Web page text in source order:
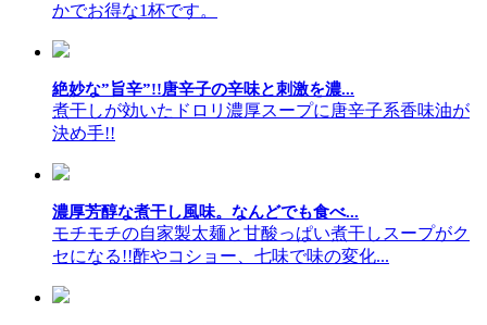
かでお得な1杯です。
絶妙な”旨辛”!!唐辛子の辛味と刺激を濃...
煮干しが効いたドロリ濃厚スープに唐辛子系香味油が
決め手!!
濃厚芳醇な煮干し風味。なんどでも食べ...
モチモチの自家製太麺と甘酸っぱい煮干しスープがク
セになる!!酢やコショー、七味で味の変化...